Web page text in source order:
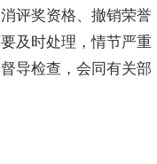
评奖资格、撤销荣誉
及时处理，情节严重
导检查，会同有关部